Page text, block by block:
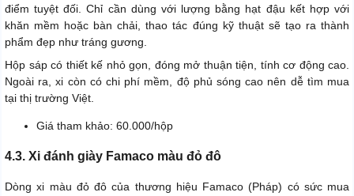
điểm tuyệt đối. Chỉ cần dùng với lượng bằng hạt đậu kết hợp với
khăn mềm hoặc bàn chải, thao tác đúng kỹ thuật sẽ tạo ra thành
phẩm đẹp như tráng gương.
Hộp sáp có thiết kế nhỏ gọn, đóng mở thuận tiện, tính cơ động cao.
Ngoài ra, xi còn có chi phí mềm, độ phủ sóng cao nên dễ tìm mua
tại thị trường Việt.
Giá tham khảo: 60.000/hộp
4.3. Xi đánh giày Famaco màu đỏ đô
Dòng xi màu đỏ đô của thương hiệu Famaco (Pháp) có sức mua